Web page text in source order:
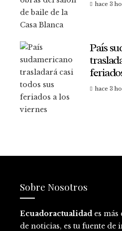
hace 3
País
hace 3
Sobre Nosotros
Ecuadoractualidades más
de noticias, es tu fuente